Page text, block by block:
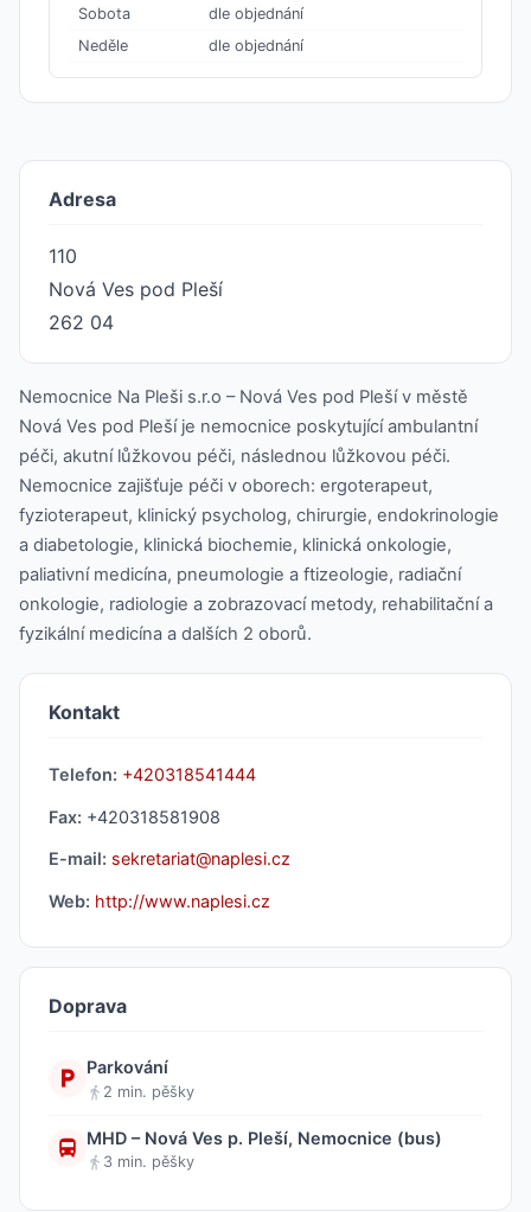
Sobota
dle objednání
Neděle
dle objednání
Adresa
110
Nová Ves pod Pleší
262 04
Nemocnice Na Pleši s.r.o – Nová Ves pod Pleší v městě
Nová Ves pod Pleší je nemocnice poskytující ambulantní
péči, akutní lůžkovou péči, následnou lůžkovou péči.
Nemocnice zajišťuje péči v oborech: ergoterapeut,
fyzioterapeut, klinický psycholog, chirurgie, endokrinologie
a diabetologie, klinická biochemie, klinická onkologie,
paliativní medicína, pneumologie a ftizeologie, radiační
onkologie, radiologie a zobrazovací metody, rehabilitační a
fyzikální medicína a dalších 2 oborů.
Kontakt
Telefon: +420318541444
Fax: +420318581908
E-mail: sekretariat@naplesi.cz
Web: http://www.naplesi.cz
Doprava
Parkování
2 min. pěšky
MHD – Nová Ves p. Pleší, Nemocnice (bus)
3 min. pěšky